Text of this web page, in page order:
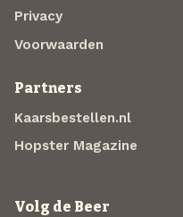
Privacy
Voorwaarden
Partners
Kaarsbestellen.nl
Hopster Magazine
Volg de Beer